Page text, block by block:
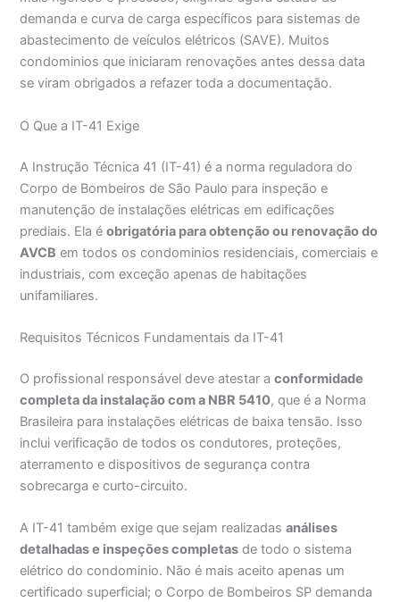
demanda e curva de carga específicos para sistemas de
abastecimento de veículos elétricos (SAVE). Muitos
condominios que iniciaram renovações antes dessa data
se viram obrigados a refazer toda a documentação.
O Que a IT-41 Exige
A Instrução Técnica 41 (IT-41) é a norma reguladora do
Corpo de Bombeiros de São Paulo para inspeção e
manutenção de instalações elétricas em edificações
prediais. Ela éobrigatória para obtenção ou renovação do
AVCB em todos os condominios residenciais, comerciais e
industriais, com exceção apenas de habitações
unifamiliares.
Requisitos Técnicos Fundamentais da IT-41
O profissional responsável deve atestar aconformidade
completa da instalação com a NBR 5410, que é a Norma
Brasileira para instalações elétricas de baixa tensão. Isso
inclui verificação de todos os condutores, proteções,
aterramento e dispositivos de segurança contra
sobrecarga e curto-circuito.
A IT-41 também exige que sejam realizadasanálises
detalhadas e inspeções completas de todo o sistema
elétrico do condominio. Não é mais aceito apenas um
certificado superficial; o Corpo de Bombeiros SP demanda